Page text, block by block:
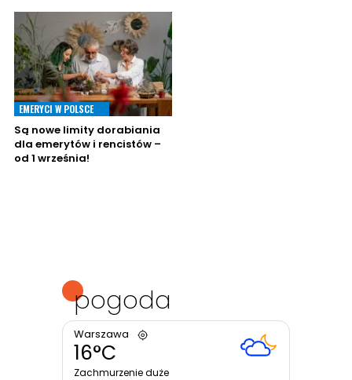
EMERYCI W POLSCE
Są nowe limity dorabiania
dla emerytów i rencistów –
od 1 września!
pogoda
Warszawa
16°C
Zachmurzenie duże